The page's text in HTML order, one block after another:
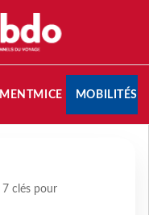
MICE MOBILITÉS
clés pour